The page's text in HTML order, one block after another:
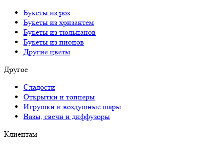
Букеты из роз
Букеты из хризантем
Букеты из тюльпанов
Букеты из пионов
Другие цветы
Другое
Сладости
Открытки и топперы
Игрушки и воздушные шары
Вазы, свечи и диффузоры
Клиентам